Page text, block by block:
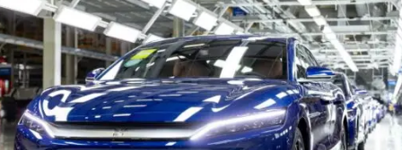
TESLA
EN
LA
CARRERA
DE
LOS
VEHÍCULOS
ELÉCTRICOS